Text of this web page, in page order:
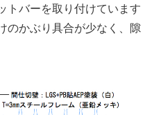
トバーを取り付けています
のかぶり具合が少なく、隙